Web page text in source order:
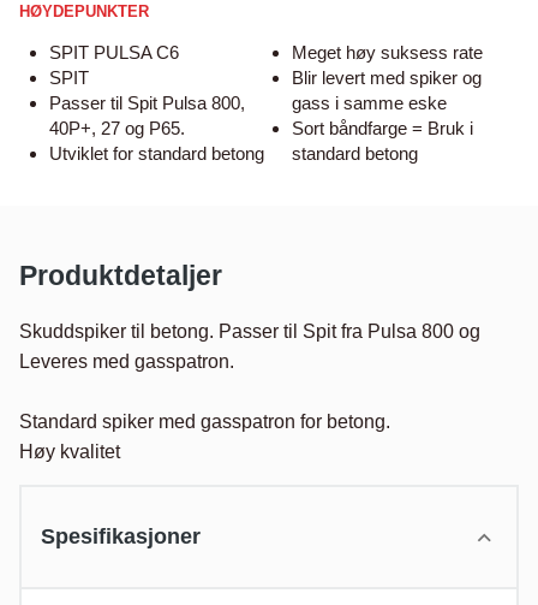
HØYDEPUNKTER
SPIT PULSA C6
SPIT
Passer til Spit Pulsa 800,
40P+, 27 og P65.
Utviklet for standard betong
Meget høy suksess rate
Blir levert med spiker og
gass i samme eske
Sort båndfarge = Bruk i
standard betong
Produktdetaljer
Skuddspiker til betong. Passer til Spit fra Pulsa 800 og
Leveres med gasspatron.
Standard spiker med gasspatron for betong.
Høy kvalitet
Spesifikasjoner